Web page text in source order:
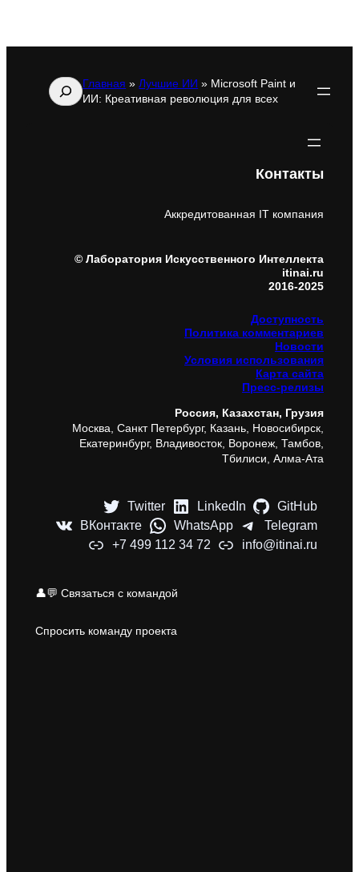
ПоискГлавная » Лучшие ИИ » Microsoft Paint и
ИИ: Креативная революция для всех
Контакты
Аккредитованная IT компания
© Лаборатория Искусственного Интеллекта
itinai.ru
2016-2025
Доступность
Политика комментариев
Новости
Условия использования
Карта сайта
Пресс-релизы
Россия, Казахстан, Грузия
Москва, Санкт Петербург, Казань, Новосибирск,
Екатеринбург, Владивосток, Воронеж, Тамбов,
Тбилиси, Алма-Ата
Twitter LinkedIn
GitHub
ВКонтакте
WhatsApp
Telegram
+7 499 112 34 72
info@itinai.ru
👤💬 Связаться с командой
Спросить команду проекта